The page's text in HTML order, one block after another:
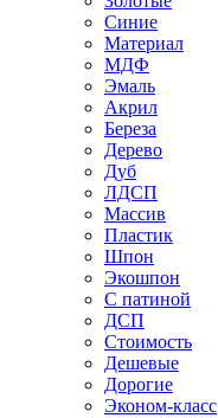
Синие
Материал
МДФ
Эмаль
Акрил
Береза
Дерево
Дуб
ЛДСП
Массив
Пластик
Шпон
Экошпон
С патиной
ДСП
Стоимость
Дешевые
Дорогие
Эконом-класс